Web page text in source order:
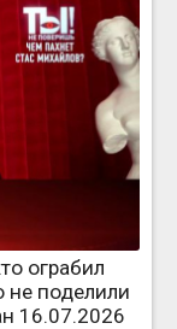
ограбил
не поделили
16.07.2026